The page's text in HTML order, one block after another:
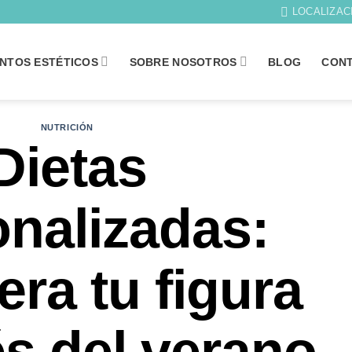
ESTÉTICOS SOBRE NOSOTROS BLOG
NUTRICIÓN
tu figura